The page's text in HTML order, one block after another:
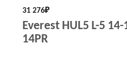
31 276₽
Everest HUL5 L-5 14-
14PR